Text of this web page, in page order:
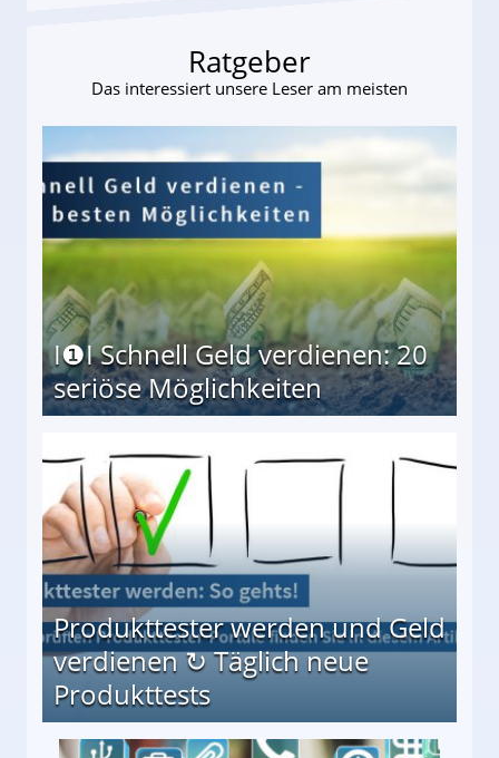
Ratgeber
Das interessiert unsere Leser am meisten
I❶I Schnell Geld verdienen: 20
seriöse Möglichkeiten
Produkttester werden und Geld
verdienen ↻ Täglich neue
Produkttests
↻ Täglich neue Produkttests